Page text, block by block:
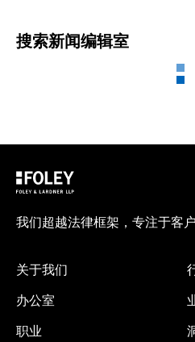
搜索新闻编辑室
我们超越法律框架，专注于客
关于我们
办公室
职业